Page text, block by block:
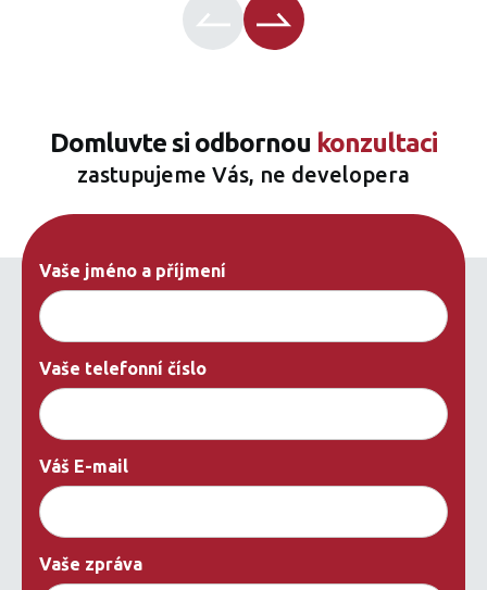
Domluvte si odbornou konzultaci
zastupujeme Vás, ne developera
Vaše jméno a příjmení
Vaše telefonní číslo
Váš E-mail
Vaše zpráva